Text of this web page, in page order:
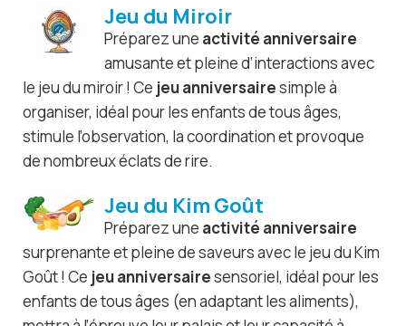
Jeu du Miroir
Préparez une activité anniversaire
amusante et pleine d’interactions avec
le jeu du miroir ! Ce jeu anniversairesimple à
organiser, idéal pour les enfants de tous âges,
stimule l’observation, la coordination et provoque
de nombreux éclats de rire.
Jeu du Kim Goût
Préparez une activité anniversaire
surprenante et pleine de saveurs avec le jeu du Kim
Goût ! Ce jeu anniversairesensoriel, idéal pour les
enfants de tous âges (en adaptant les aliments),